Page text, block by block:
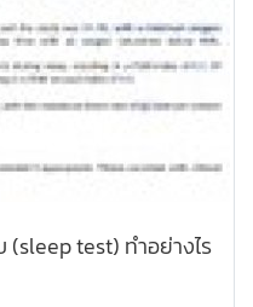
test) ทำอย่างไร